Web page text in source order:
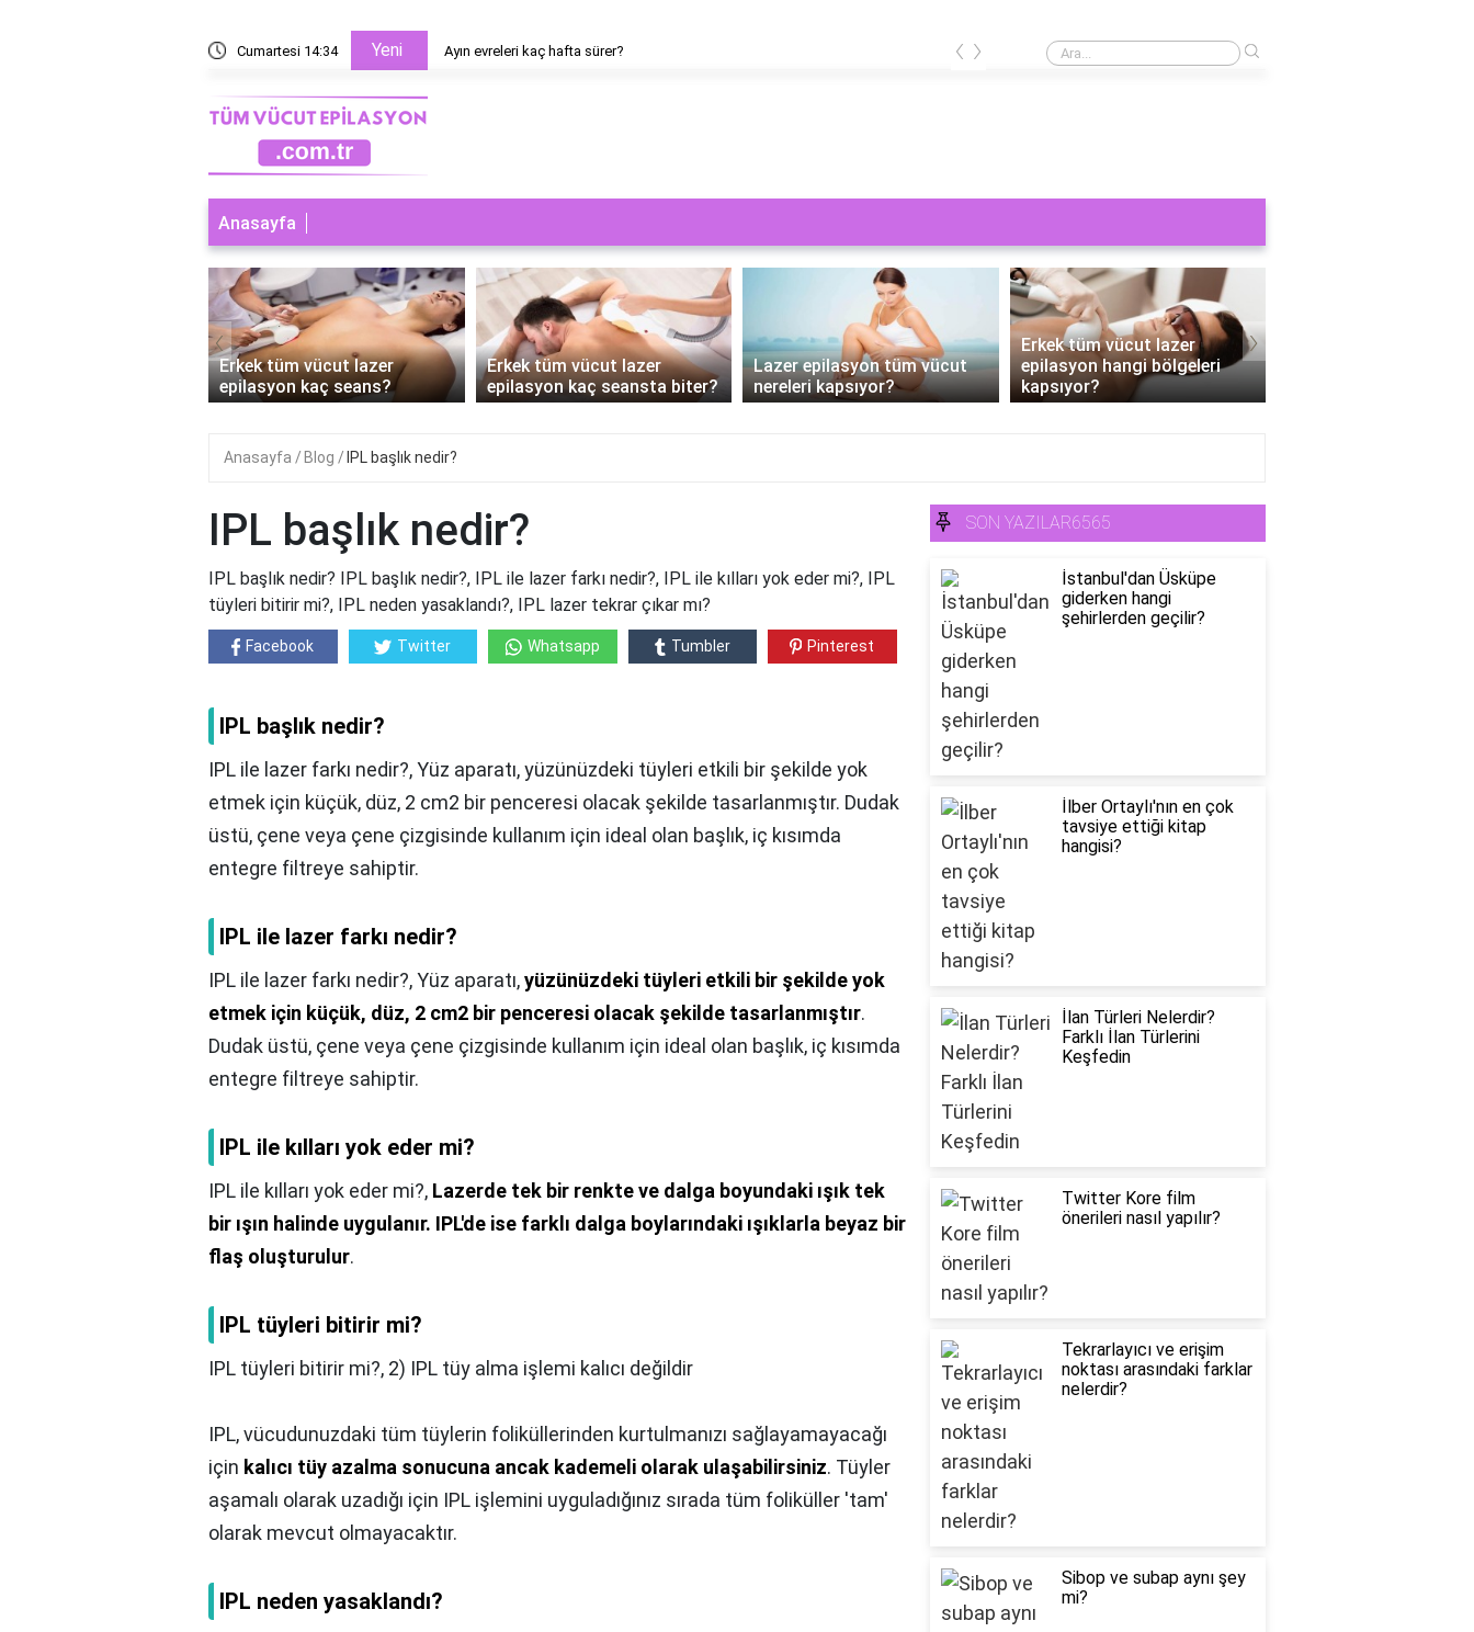
Cumartesi 14:34 Yeni Ayın evreleri kaç hafta sürer? Cinsel bir şey görmek orucu bozar mı?
‹ ›
Anasayfa
Erkek tüm vücut lazer
epilasyon kaç seans?
Erkek tüm vücut lazer
epilasyon kaç seansta biter?
Lazer epilasyon tüm vücut
nereleri kapsıyor?
Erkek tüm vücut lazer
epilasyon hangi bölgeleri
kapsıyor?
‹ ›
Anasayfa Blog IPL başlık nedir?
IPL başlık nedir?
IPL başlık nedir? IPL başlık nedir?, IPL ile lazer farkı nedir?, IPL ile kılları yok eder mi?, IPL
tüyleri bitirir mi?, IPL neden yasaklandı?, IPL lazer tekrar çıkar mı?
Facebook Twitter Whatsapp Tumbler Pinterest
IPL başlık nedir?
IPL ile lazer farkı nedir?, Yüz aparatı, yüzünüzdeki tüyleri etkili bir şekilde yok
etmek için küçük, düz, 2 cm2 bir penceresi olacak şekilde tasarlanmıştır. Dudak
üstü, çene veya çene çizgisinde kullanım için ideal olan başlık, iç kısımda
entegre filtreye sahiptir.
IPL ile lazer farkı nedir?
IPL ile lazer farkı nedir?,Yüz aparatı,yüzünüzdeki tüyleri etkili bir şekilde yok
etmek için küçük, düz, 2 cm2 bir penceresi olacak şekilde tasarlanmıştır.
Dudak üstü, çene veya çene çizgisinde kullanım için ideal olan başlık, iç kısımda
entegre filtreye sahiptir.
IPL ile kılları yok eder mi?
IPL ile kılları yok eder mi?, Lazerde tek bir renkte ve dalga boyundaki ışık tek
bir ışın halinde uygulanır. IPL'de ise farklı dalga boylarındaki ışıklarla beyaz bir
flaş oluşturulur.
IPL tüyleri bitirir mi?
IPL tüyleri bitirir mi?, 2) IPL tüy alma işlemi kalıcı değildir
IPL, vücudunuzdaki tüm tüylerin foliküllerinden kurtulmanızı sağlayamayacağı
için kalıcı tüy azalma sonucuna ancak kademeli olarak ulaşabilirsiniz. Tüyler
aşamalı olarak uzadığı için IPL işlemini uyguladığınız sırada tüm foliküller 'tam'
olarak mevcut olmayacaktır.
IPL neden yasaklandı?
SON YAZILAR6565
İstanbul'dan Üsküpe
giderken hangi
şehirlerden geçilir?
İlber Ortaylı'nın en çok
tavsiye ettiği kitap
hangisi?
İlan Türleri Nelerdir?
Farklı İlan Türlerini
Keşfedin
Twitter Kore film
önerileri nasıl yapılır?
Tekrarlayıcı ve erişim
noktası arasındaki farklar
nelerdir?
Sibop ve subap aynı şey
mi?